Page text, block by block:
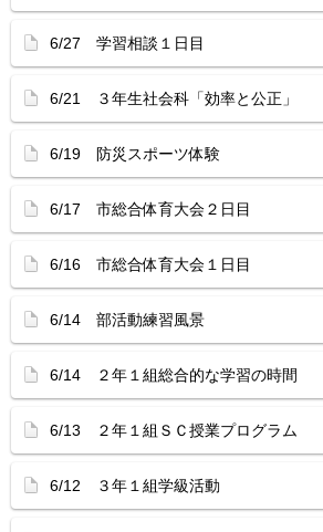
6/27 学習相談１日目
6/21 ３年生社会科「効率と公正」
6/19 防災スポーツ体験
6/17 市総合体育大会２日目
6/16 市総合体育大会１日目
6/14 部活動練習風景
6/14 ２年１組総合的な学習の時間
6/13 ２年１組ＳＣ授業プログラム
6/12 ３年１組学級活動